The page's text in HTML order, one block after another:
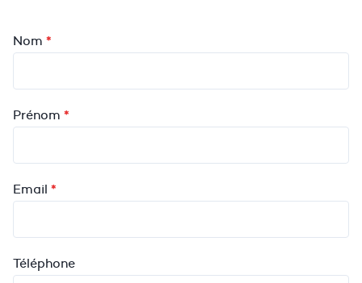
Candidature
Nom *
Prénom *
Email *
Téléphone